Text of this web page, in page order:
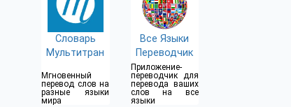
Словарь
Мультитран
Мгновенный
перевод слов на
разные языки
мира
Все Языки
Переводчик
Приложение-
переводчик для
перевода ваших
слов на все
языки